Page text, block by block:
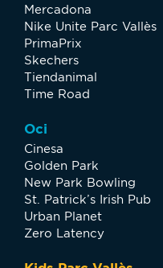
Mercadona
Nike Unite Parc Vallès
PrimaPrix
Skechers
Tiendanimal
Time Road
Oci
Cinesa
Golden Park
New Park Bowling
St. Patrick’s Irish Pub
Urban Planet
Zero Latency